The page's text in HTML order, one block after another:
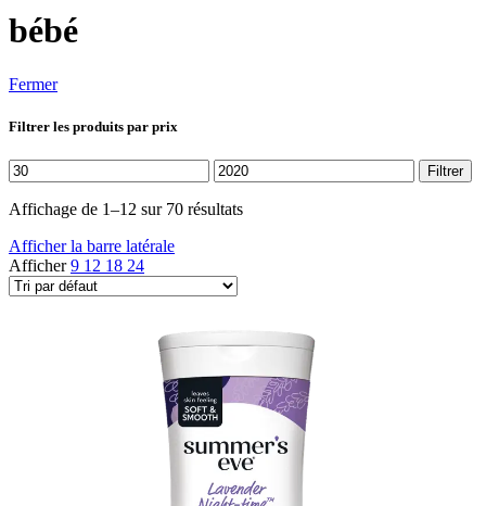
bébé
Fermer
Filtrer les produits par prix
Prix
min
Prix
max
Filtrer
Affichage de 1–12 sur 70 résultats
Afficher la barre latérale
Afficher9 12 18 24